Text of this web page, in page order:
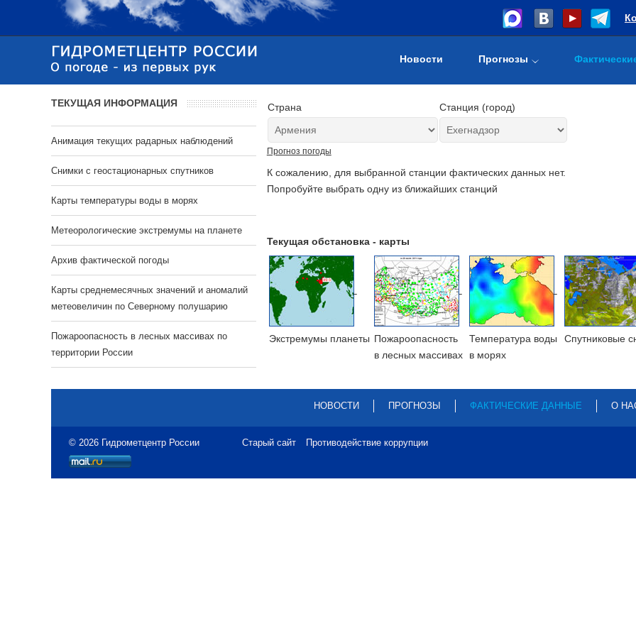
Новости Прогнозы
Страна Станция (город)
Прогноз погоды
К сожалению, для выбранной станции фактических данных нет.
Попробуйте выбрать одну из ближайших станций
Текущая обстановка - карты
Экстремумы планеты Пожароопасность
в лесных массивах
Температура воды
в морях
Cпутниковые
ТЕКУЩАЯ ИНФОРМАЦИЯ
Анимация текущих радарных наблюдений
Cнимки с геостационарных спутников
Карты температуры воды в морях
Метеорологические экстремумы на планете
Архив фактической погоды
Карты среднемесячных значений и аномалий
метеовеличин по Северному полушарию
Пожароопасность в лесных массивах по
территории России
НОВОСТИ ПРОГНОЗЫ ФАКТИЧЕСКИЕ ДАННЫЕ О
© 2026 Гидрометцентр России Старый сайт Противодействие коррупции